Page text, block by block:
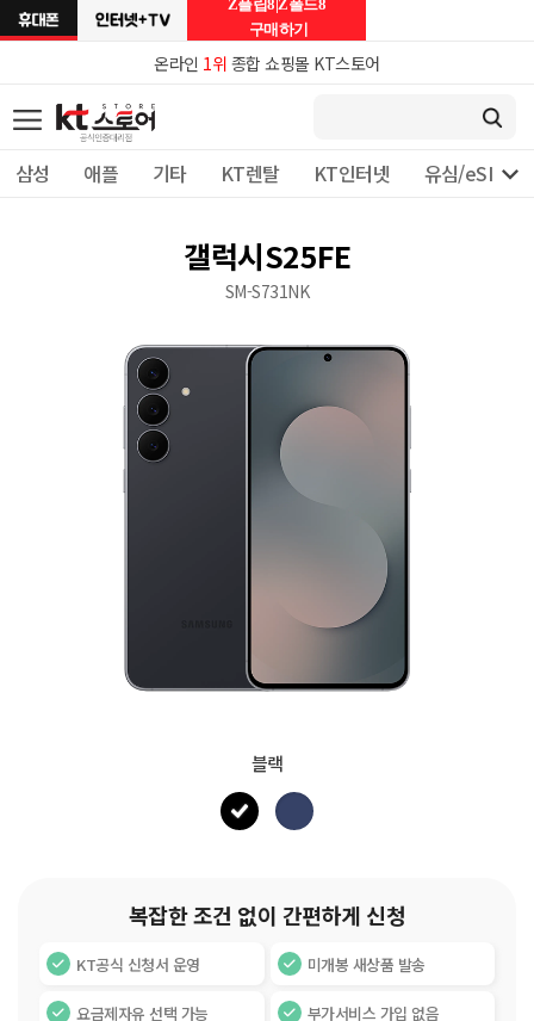
온라인 1위 종합 쇼핑몰 KT스토어
삼성 애플 기타 KT렌탈 KT인터넷 유심/eSIM 개

Z플립8|Z폴드8
구매하기
갤럭시S25FE
SM-S731NK
블랙
복잡한 조건 없이 간편하게 신청
KT공식 신청서 운영 미개봉 새상품 발송
요금제자유 선택 가능 부가서비스 가입 없음